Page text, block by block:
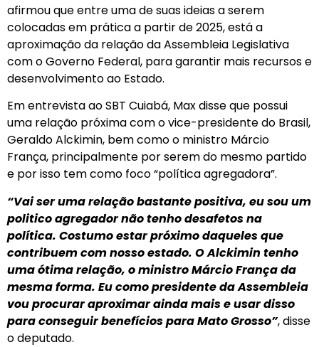
afirmou que entre uma de suas ideias a serem
colocadas em prática a partir de 2025, está a
aproximação da relação da Assembleia Legislativa
com o Governo Federal, para garantir mais recursos e
desenvolvimento ao Estado.
Em entrevista ao SBT Cuiabá, Max disse que possui
uma relação próxima com o vice-presidente do Brasil,
Geraldo Alckimin, bem como o ministro Márcio
França, principalmente por serem do mesmo partido
e por isso tem como foco “política agregadora”.
“Vai ser uma relação bastante positiva, eu sou um
politico agregador não tenho desafetos na
política. Costumo estar próximo daqueles que
contribuem com nosso estado. O Alckimin tenho
uma ótima relação, o ministro Márcio França da
mesma forma. Eu como presidente da Assembleia
vou procurar aproximar ainda mais e usar disso
para conseguir benefícios para Mato Grosso”, disse
o deputado.